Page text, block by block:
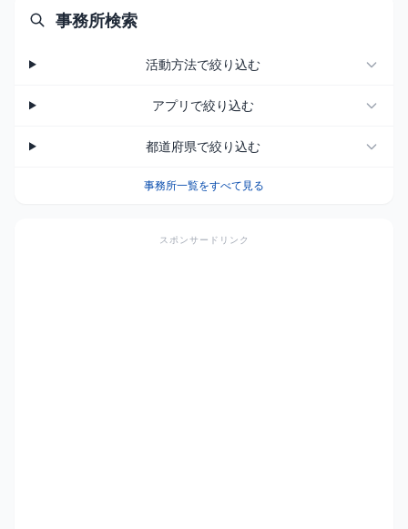
事務所検索
活動方法で絞り込む
アプリで絞り込む
都道府県で絞り込む
事務所一覧をすべて見る
スポンサードリンク